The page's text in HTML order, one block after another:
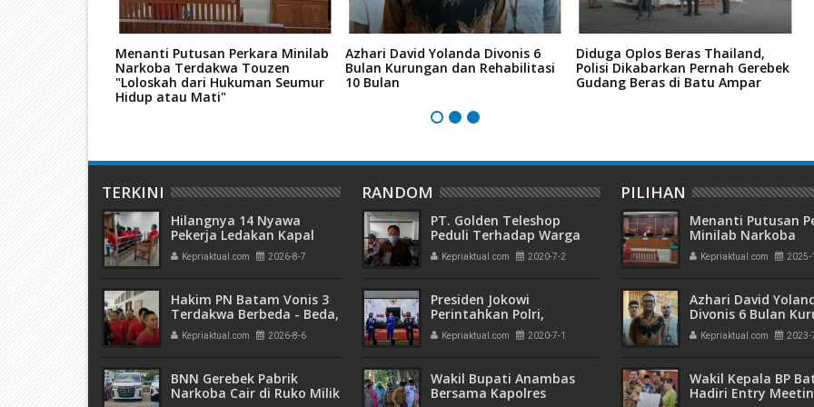
Menanti Putusan Perkara Minilab
Narkoba Terdakwa Touzen
"Loloskah dari Hukuman Seumur
Hidup atau Mati"
Azhari David Yolanda Divonis 6
Bulan Kurungan dan Rehabilitasi
10 Bulan
Diduga Oplos Beras Thailand,
Polisi Dikabarkan Pernah Gerebek
Gudang Beras di Batu Ampar
TERKINI
Hilangnya 14 Nyawa
Pekerja Ledakan Kapal
Tanker di PT ASL Shipyard,
WNA Kim Dong Gyun
Bulan
Kepriaktual.com 2026-8-7
Hakim PN Batam Vonis 3
Terdakwa Berbeda - Beda,
Fahrurazi Muazamsyah 8
Bulan, Azzah Azzurah dan
Bulan
Kepriaktual.com 2026-8-6
BNN Gerebek Pabrik
Narkoba Cair di Ruko Milik
RANDOM
PT. Golden Teleshop
Peduli Terhadap Warga
Kampung Seraya Atas,
Predi Aritonang: Kami
Lahan
Kepriaktual.com 2020-7-2
Presiden Jokowi
Perintahkan Polri,
Kejaksaan, KPK, dan
Pengawas Internal
Sinergi
Kepriaktual.com 2020-7-1
Wakil Bupati Anambas
Bersama Kapolres
PILIHAN
Menanti Putusan
Minilab Narkoba
Terdakwa Touzen
"Loloskah dari
Kepriaktual.com 2025-
Azhari David
Divonis 6 Bulan
dan Rehabilitasi 10
Kepriaktual.com 2023-
Wakil Kepala BP
Hadiri Entry